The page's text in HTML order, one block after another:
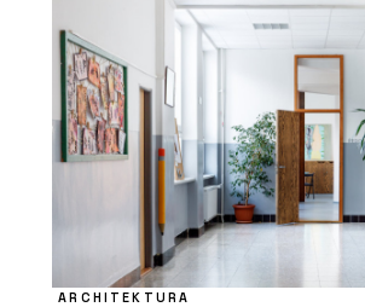
ARCHITEKTURA